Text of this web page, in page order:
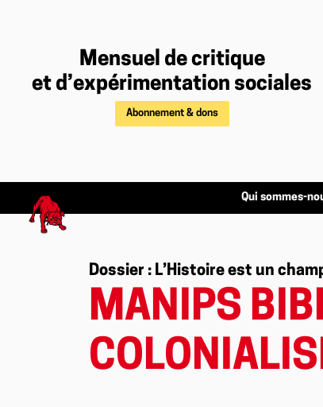
Mensuel de critique
et d’expérimentation sociales
Abonnement & dons
Qui sommes-
Dossier : L’Histoire est un
MANIPS